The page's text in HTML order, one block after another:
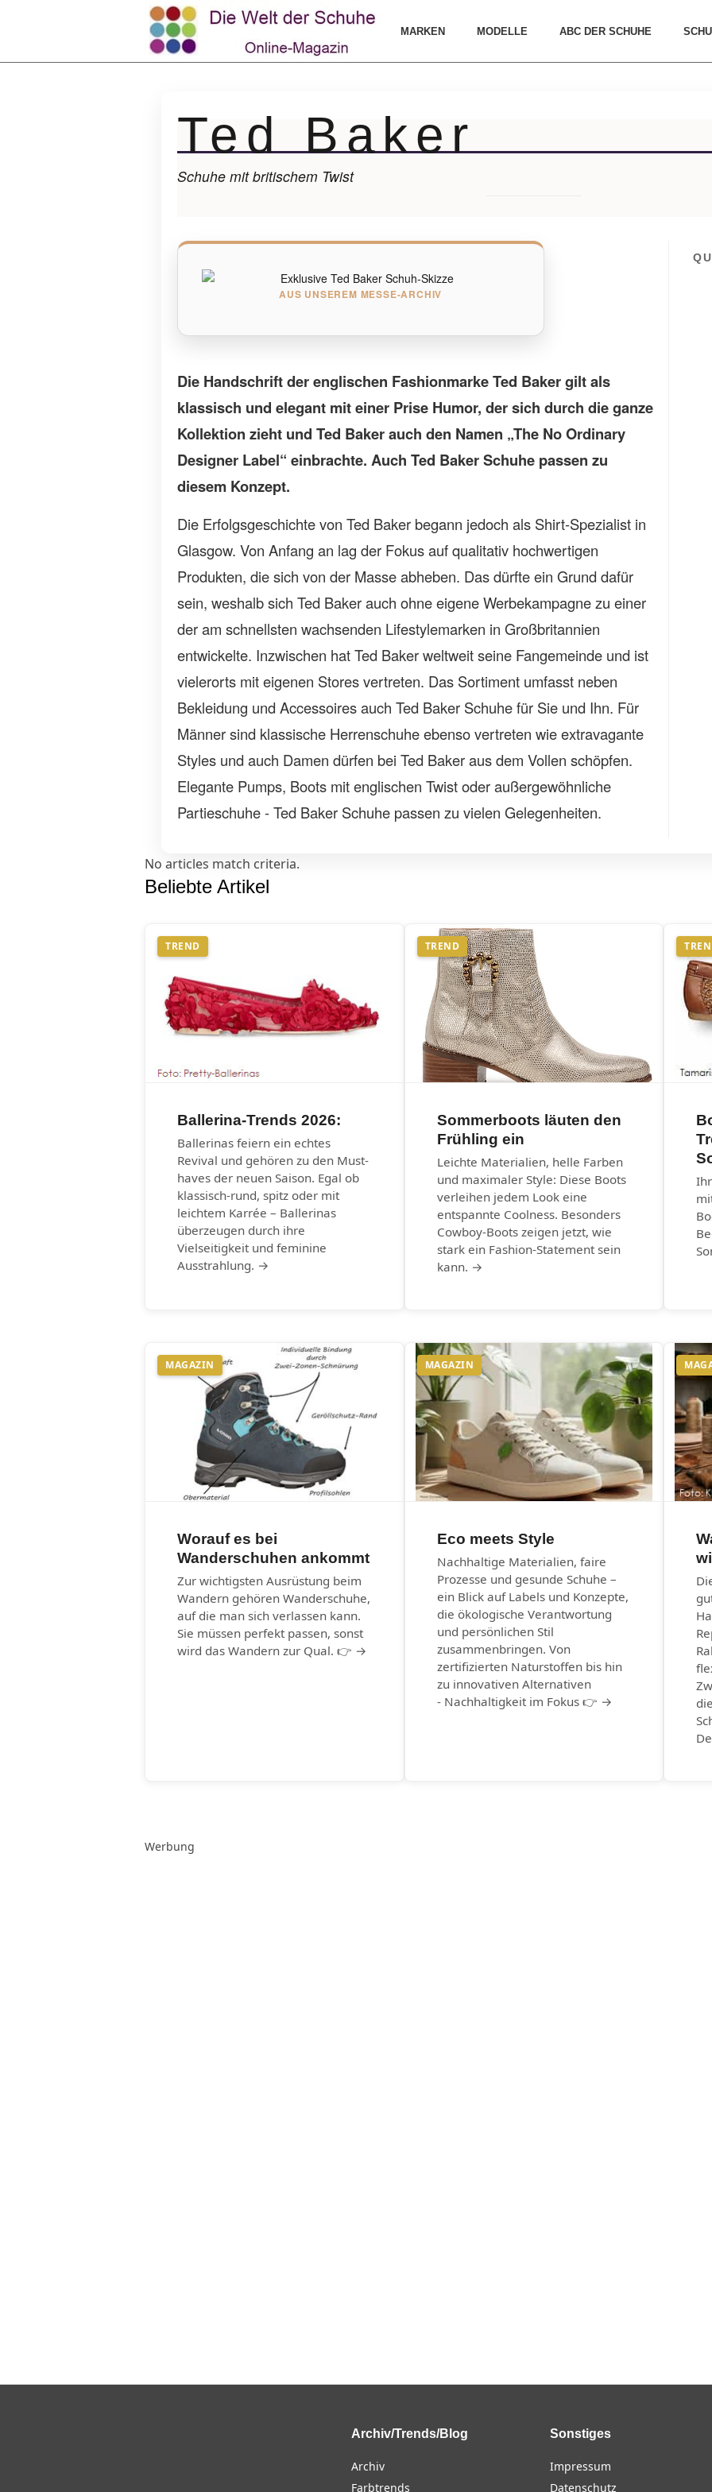
MARKEN MODELLE ABC DER SCHUHE
Ted Baker
Schuhe mit britischem Twist
AUS UNSEREM MESSE-ARCHIV
Die Handschrift der englischen Fashionmarke Ted Baker gilt als
klassisch und elegant mit einer Prise Humor, der sich durch die ganze
Kollektion zieht und Ted Baker auch den Namen „The No Ordinary
Designer Label“ einbrachte. Auch Ted Baker Schuhe passen zu
diesem Konzept.
Die Erfolgsgeschichte von Ted Baker begann jedoch als Shirt-Spezialist in
Glasgow. Von Anfang an lag der Fokus auf qualitativ hochwertigen
Produkten, die sich von der Masse abheben. Das dürfte ein Grund dafür
sein, weshalb sich Ted Baker auch ohne eigene Werbekampagne zu einer
der am schnellsten wachsenden Lifestylemarken in Großbritannien
entwickelte. Inzwischen hat Ted Baker weltweit seine Fangemeinde und ist
vielerorts mit eigenen Stores vertreten. Das Sortiment umfasst neben
Bekleidung und Accessoires auch Ted Baker Schuhe für Sie und Ihn. Für
Männer sind klassische Herrenschuhe ebenso vertreten wie extravagante
Styles und auch Damen dürfen bei Ted Baker aus dem Vollen schöpfen.
Elegante Pumps, Boots mit englischen Twist oder außergewöhnliche
Partieschuhe - Ted Baker Schuhe passen zu vielen Gelegenheiten.
No articles match criteria.
Beliebte Artikel
TREND
Ballerina-Trends 2026:
Ballerinas feiern ein echtes
Revival und gehören zu den Must-
haves der neuen Saison. Egal ob
klassisch-rund, spitz oder mit
leichtem Karrée – Ballerinas
überzeugen durch ihre
Vielseitigkeit und feminine
Ausstrahlung. →
TREND
Sommerboots läuten den
Frühling ein
Leichte Materialien, helle Farben
und maximaler Style: Diese Boots
verleihen jedem Look eine
entspannte Coolness. Besonders
Cowboy-Boots zeigen jetzt, wie
stark ein Fashion-Statement sein
kann. →
MAGAZIN
Worauf es bei
Wanderschuhen ankommt
Zur wichtigsten Ausrüstung beim
Wandern gehören Wanderschuhe,
auf die man sich verlassen kann.
Sie müssen perfekt passen, sonst
wird das Wandern zur Qual. 👉 →
MAGAZIN
Eco meets Style
Nachhaltige Materialien, faire
Prozesse und gesunde Schuhe –
ein Blick auf Labels und Konzepte,
die ökologische Verantwortung
und persönlichen Stil
zusammenbringen. Von
zertifizierten Naturstoffen bis hin
zu innovativen Alternativen
- Nachhaltigkeit im Fokus 👉 →
Werbung
Archiv/Trends/Blog
Archiv
Farbtrends
Sonstiges
Impressum
Datenschutz